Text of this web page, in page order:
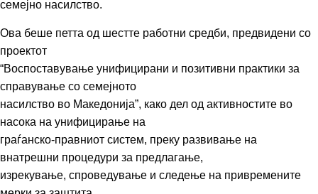
семејно насилство.
Ова беше петта од шестте работни средби, предвидени со
проектот
“Воспоставување унифицирани и позитивни практики за
справување со семејното
насилство во Македонија”, како дел од активностите во
насока на унифицирање на
граѓанско-правниот систем, преку развивање на
внатрешни процедури за предлагање,
изрекување, спроведување и следење на привремените